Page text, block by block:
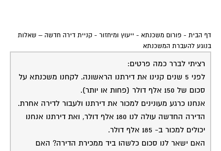
דף הבית - פורום משכנתא - ייעוץ ומיחזור - קניית דירה חדשה – שאלות
בנוגע להעברת המשכנתא
רציתי לברר כמה פרטים:
לפני 5 שנים קנינו את דירתנו הראשונה. לקחנו משכנתא על
סכום של 150 אלף דולר (פחות או יותר).
אנחנו כרגע מעונינים למכור את דירתנו ולעבור לדירה אחרת.
הדירה החדשה עולה לנו 180 אלף דולר, ואת דירתנו אנחנו
יכולים למכור ב- 185 אלף דולר.
האם ישאר לנו סכום כלשהו ביד ממכירת הדירה? האם